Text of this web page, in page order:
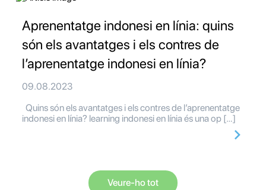
Aprenentatge indonesi en línia: quins
són els avantatges i els contres de
l’aprenentatge indonesi en línia?
09.08.2023
Quins són els avantatges i els contres de l’aprenentatge
indonesi en línia? learning indonesi en línia és una op […]
Veure-ho tot